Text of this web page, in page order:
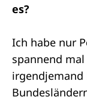
es?
Ich habe nur
spannend
irgendjemand